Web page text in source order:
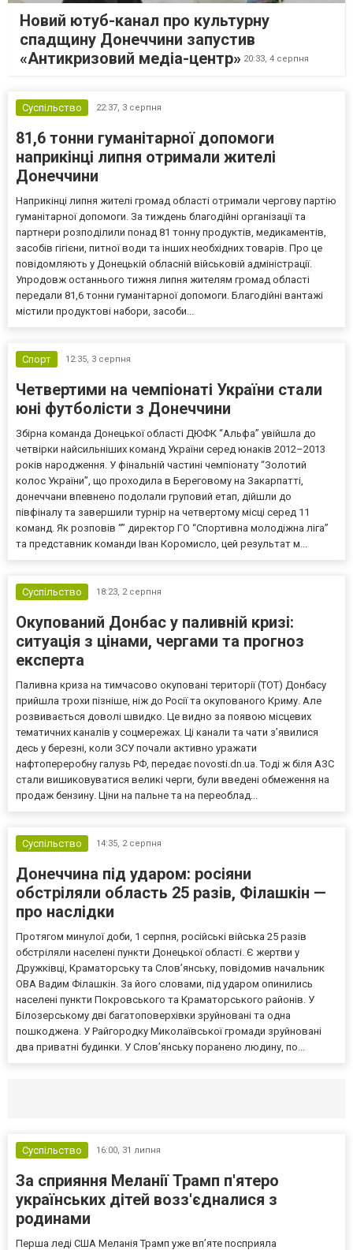
Новий ютуб-канал про культурну
спадщину Донеччини запустив
«Антикризовий медіа-центр» 20:33, 4 серпня
Суспільство 22:37, 3 серпня
81,6 тонни гуманітарної допомоги
наприкінці липня отримали жителі
Донеччини
Наприкінці липня жителі громад області отримали чергову партію
гуманітарної допомоги. За тиждень благодійні організації та
партнери розподілили понад 81 тонну продуктів, медикаментів,
засобів гігієни, питної води та інших необхідних товарів. Про це
повідомляють у Донецькій обласній військовій адміністрації.
Упродовж останнього тижня липня жителям громад області
передали 81,6 тонни гуманітарної допомоги. Благодійні вантажі
містили продуктові набори, засоби...
Спорт 12:35, 3 серпня
Четвертими на чемпіонаті України стали
юні футболісти з Донеччини
Збірна команда Донецької області ДЮФК “Альфа” увійшла до
четвірки найсильніших команд України серед юнаків 2012–2013
років народження. У фінальній частині чемпіонату “Золотий
колос України”, що проходила в Береговому на Закарпатті,
донеччани впевнено подолали груповий етап, дійшли до
півфіналу та завершили турнір на четвертому місці серед 11
команд. Як розповів “” директор ГО “Спортивна молодіжна ліга”
та представник команди Іван Коромисло, цей результат м...
Суспільство 18:23, 2 серпня
Окупований Донбас у паливній кризі:
ситуація з цінами, чергами та прогноз
експерта
Паливна криза на тимчасово окуповані території (ТОТ) Донбасу
прийшла трохи пізніше, ніж до Росії та окупованого Криму. Але
розвивається доволі швидко. Це видно за появою місцевих
тематичних каналів у соцмережах. Ці канали та чати з’явилися
десь у березні, коли ЗСУ почали активно уражати
нафтопереробну галузь РФ, передає novosti.dn.ua. Тоді ж біля АЗС
стали вишиковуватися великі черги, були введені обмеження на
продаж бензину. Ціни на пальне та на переоблад...
Суспільство 14:35, 2 серпня
Донеччина під ударом: росіяни
обстріляли область 25 разів, Філашкін —
про наслідки
Протягом минулої доби, 1 серпня, російські війська 25 разів
обстріляли населені пункти Донецької області. Є жертви у
Дружківці, Краматорську та Слов’янську, повідомив начальник
ОВА Вадим Філашкін. За його словами, під ударом опинились
населені пункти Покровського та Краматорського районів. У
Білозерському дві багатоповерхівки зруйновані та одна
пошкоджена. У Райгородку Миколаївської громади зруйновані
два приватні будинки. У Слов’янську поранено людину, по...
Суспільство 16:00, 31 липня
За сприяння Меланії Трамп п'ятеро
українських дітей возз'єдналися з
родинами
Перша леді США Меланія Трамп уже впʼяте посприяла